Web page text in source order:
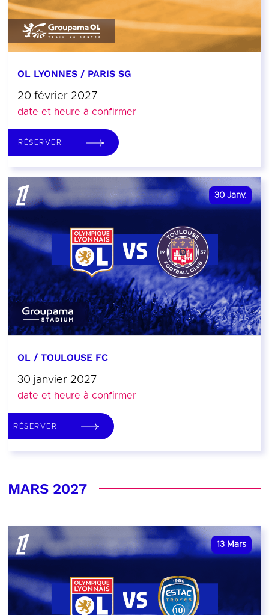
OL LYONNES / PARIS SG
20 février 2027
date et heure à confirmer
RÉSERVER
30 Janv.
OL / TOULOUSE FC
30 janvier 2027
date et heure à confirmer
RÉSERVER
MARS 2027
13 Mars